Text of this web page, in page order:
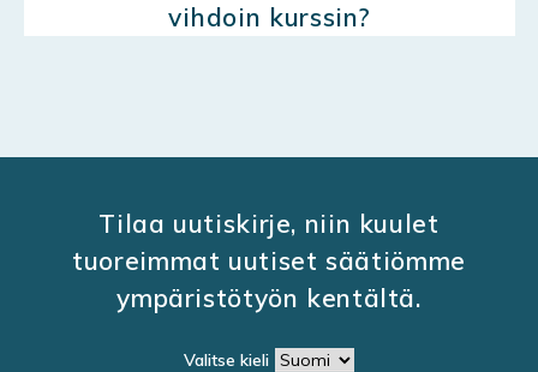
vihdoin kurssin?
Tilaa uutiskirje, niin kuulet
tuoreimmat uutiset säätiömme
ympäristötyön kentältä.
Valitse kieli